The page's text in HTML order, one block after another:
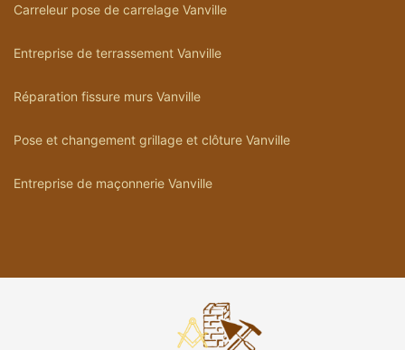
Carreleur pose de carrelage Vanville
Entreprise de terrassement Vanville
Réparation fissure murs Vanville
Pose et changement grillage et clôture Vanville
Entreprise de maçonnerie Vanville